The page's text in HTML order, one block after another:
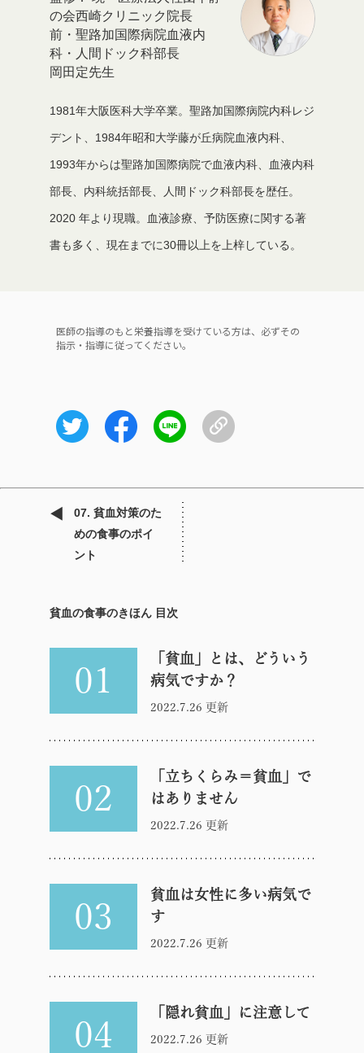
の会西崎クリニック院長
前・聖路加国際病院血液内
科・人間ドック科部長
岡田定先生
1981年大阪医科大学卒業。聖路加国際病院内科レジ
デント、1984年昭和大学藤が丘病院血液内科、
1993年からは聖路加国際病院で血液内科、血液内科
部長、内科統括部長、人間ドック科部長を歴任。
2020 年より現職。血液診療、予防医療に関する著
書も多く、現在までに30冊以上を上梓している。
医師の指導のもと栄養指導を受けている方は、必ずその
指示・指導に従ってください。
07. 貧血対策のた
めの食事のポイ
ント
貧血の食事のきほん 目次
01
「貧血」とは、どういう
病気ですか？
2022.7.26 更新
02
「立ちくらみ＝貧血」で
はありません
2022.7.26 更新
03
貧血は女性に多い病気で
す
2022.7.26 更新
04
「隠れ貧血」に注意して
2022.7.26 更新